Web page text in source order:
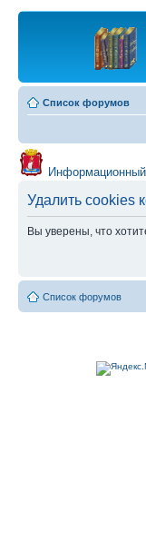
Список форумов
Удалить cookies
Вы уверены, что
Список форумов